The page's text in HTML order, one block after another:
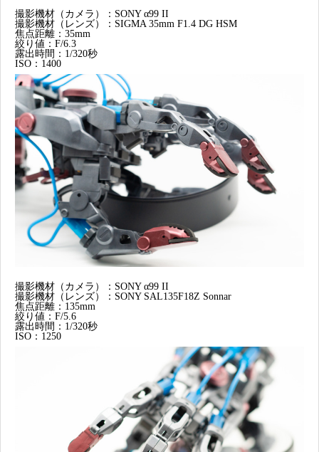
撮影機材（カメラ）：SONY α99 II
撮影機材（レンズ）：SIGMA 35mm F1.4 DG HSM
焦点距離：35mm
絞り値：F/6.3
露出時間：1/320秒
ISO：1400
撮影機材（カメラ）：SONY α99 II
撮影機材（レンズ）：SONY SAL135F18Z Sonnar
焦点距離：135mm
絞り値：F/5.6
露出時間：1/320秒
ISO：1250